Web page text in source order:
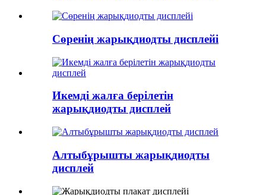
Сөренің жарықдиодты дисплейі
Икемді жалға берілетін
жарықдиодты дисплей
Алтыбұрышты жарықдиодты
дисплей